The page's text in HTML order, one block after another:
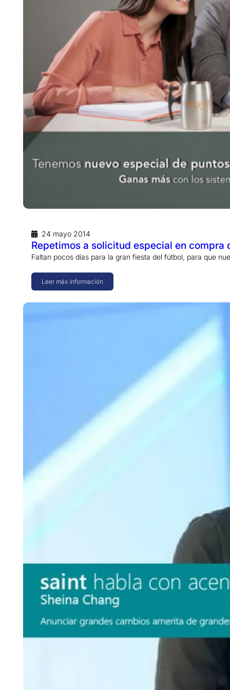
24 mayo 2014
Repetimos a solicitud especial en compra
Faltan pocos días para la gran fiesta del fútbol, para que
Leer más información